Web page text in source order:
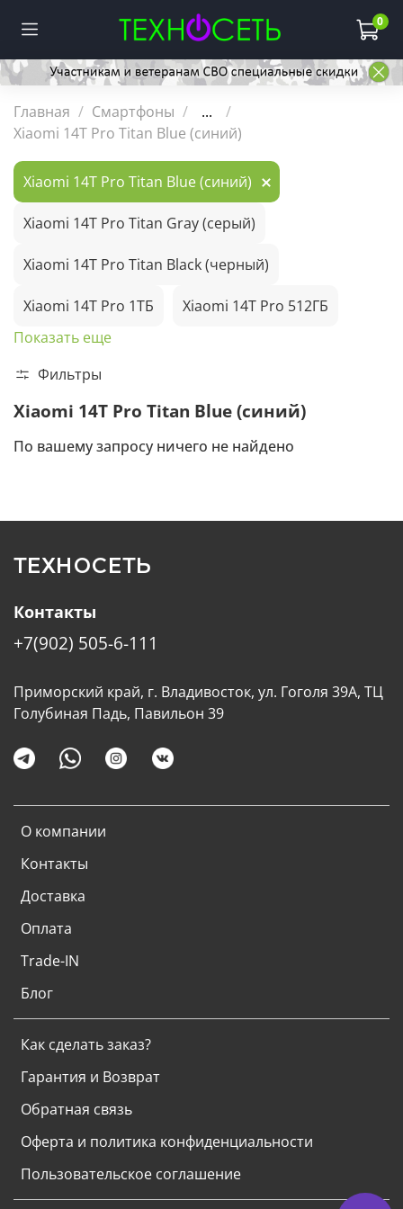
0
Главная Смартфоны
...
Xiaomi 14T Pro Titan Blue (синий)
Xiaomi 14T Pro Titan Blue (синий)
Xiaomi 14T Pro Titan Gray (серый)
Xiaomi 14T Pro Titan Black (черный)
Xiaomi 14T Pro 1ТБ
Xiaomi 14T Pro 512ГБ
Показать еще
Фильтры
Xiaomi 14T Pro Titan Blue (синий)
По вашему запросу ничего не найдено
ТЕХНОСЕТЬ
О компании
Контакты
Доставка
Оплата
Trade-IN
Блог
Как сделать заказ?
Гарантия и Возврат
Обратная связь
Оферта и политика конфиденциальности
Пользовательское соглашение
Контакты
+7(902) 505-6-111
Приморский край, г. Владивосток, ул. Гоголя 39А, ТЦ
Голубиная Падь, Павильон 39